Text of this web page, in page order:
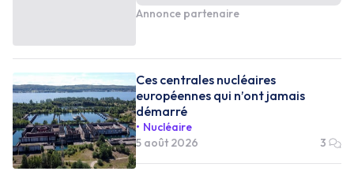
Annonce partenaire
Ces centrales nucléaires
européennes qui n’ont jamais
démarré
Nucléaire
5 août 2026
3